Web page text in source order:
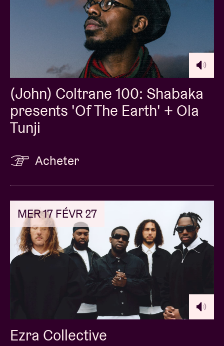
(John) Coltrane 100: Shabaka
presents 'Of The Earth' + Ola
Tunji
Acheter
MER 17 FÉVR 27
Ezra Collective